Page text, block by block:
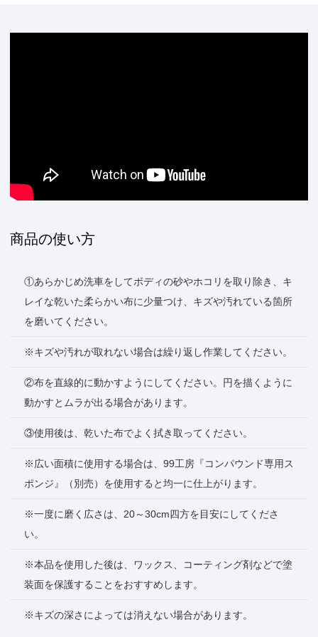
商品の使い方
①あらかじめ洗車をしてボディの砂やホコリを取り除き、キ
レイな乾いた柔らかい布に少量つけ、キズや汚れている箇所
を磨いてください。
※キズや汚れが取れない場合は繰り返し作業してください。
②布を直線的に動かすようにしてください。円を描くように
動かすとムラが出る場合があります。
③使用後は、乾いた布でよく拭き取ってください。
※広い面積に使用する場合は、99工房『コンパウンド専用ス
ポンジ』（別売）を使用すると均一に仕上がります。
※一度に磨く広さは、20～30cm四方を目安にしてくださ
い。
※本品を使用した後は、ワックス、コーティング剤などで塗
装面を保護することをおすすめします。
※キズの深さによっては消えない場合があります。